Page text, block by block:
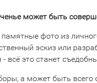
может быть
фото из
эскиз или
всё это станет
а может быть всего